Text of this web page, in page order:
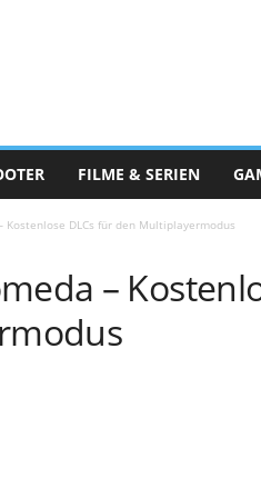
FILME & SERIEN
Kostenlose DLCs für den Multiplayermodus
–